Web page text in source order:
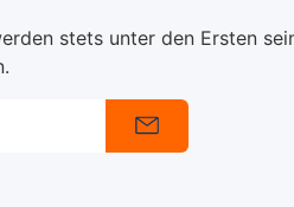
stets unter den Ersten